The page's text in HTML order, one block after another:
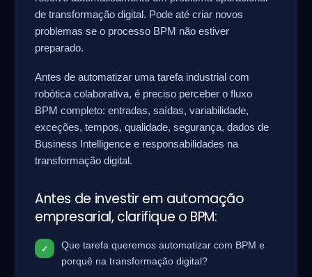
de transformação digital. Pode até criar novos
problemas se o processo BPM não estiver
preparado.
Antes de automatizar uma tarefa industrial com
robótica colaborativa, é preciso perceber o fluxo
BPM completo: entradas, saídas, variabilidade,
exceções, tempos, qualidade, segurança, dados de
Business Intelligence e responsabilidades na
transformação digital.
Antes de investir em automação
empresarial, clarifique o BPM:
Que tarefa queremos automatizar com BPM e
porquê na transformação digital?